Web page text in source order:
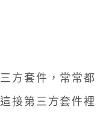
方套件，常常都
接第三方套件裡